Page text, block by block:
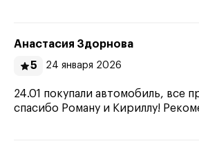
Анастасия Здорнова
5
24 января 2026
24.01 покупали автомобиль, все
спасибо Роману и Кириллу!